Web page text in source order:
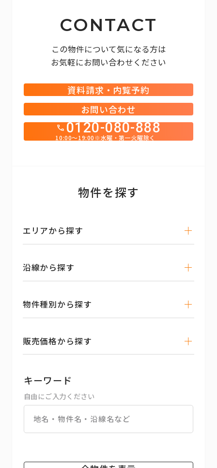
CONTACT
この物件について気になる方は
お気軽にお問い合わせください
資料請求・内覧予約
お問い合わせ
0120-080-888
10:00～19:00※水曜・第一火曜除く
物件を探す
エリアから探す
沿線から探す
物件種別から探す
販売価格から探す
キーワード
自由にご入力ください